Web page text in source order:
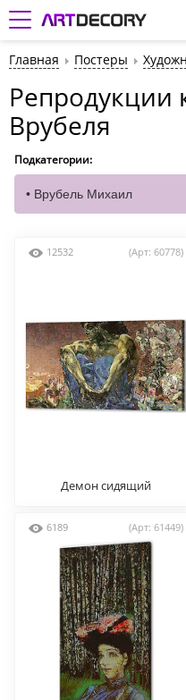
Главная Постеры
Репродукции
Врубеля
Подкатегории:
12532 (Арт: 60778)
Демон сидящий
6189 (Арт: 61449)